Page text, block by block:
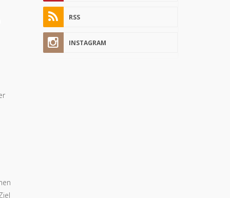
RSS
INSTAGRAM